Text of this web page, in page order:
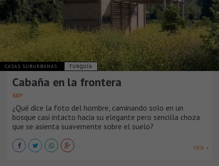
CASAS SUBURBANAS TURQUÍA
Cabaña en la frontera
SO?
¿Qué dice la foto del hombre, caminando solo en un
bosque casi intacto hacia su elegante pero sencilla choza
que se asienta suavemente sobre el suelo?
VER +